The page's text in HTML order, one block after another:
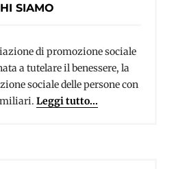
SIAMO
di promozione sociale
a tutelare il benessere, la
sociale delle persone con
Leggi tutto...